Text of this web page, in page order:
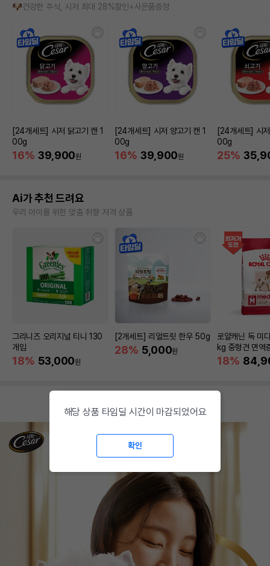
🐶건강한 주식, 시저 최대 28%할인+사은품증정
[24개세트] 시저 닭고기 캔 1
00g
16% 39,900원
[24개세트] 시저 양고기 캔 1
00g
16% 39,900원
[24개세트] 시
00g
25%
Ai가 추천 드려요
우리 아이를 위한 맞춤 취향 저격 상품
그리니즈 오리지널 티니 130
개입
18% 53,000원
[2개세트] 리얼트릿 한우 50g
28% 5,000원
로얄캐닌 독 미
kg 중형견 면역
18%
해당 상품 타임딜 시간이 마감되었어요
확인